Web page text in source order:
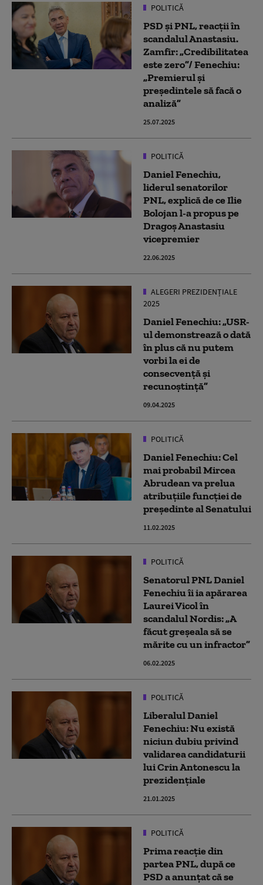
POLITICĂ
PSD și PNL, reacții în
scandalul Anastasiu.
Zamfir: „Credibilitatea
este zero”/ Fenechiu:
„Premierul și
președintele să facă o
analiză”
25.07.2025
POLITICĂ
Daniel Fenechiu,
liderul senatorilor
PNL, explică de ce Ilie
Bolojan l-a propus pe
Dragoș Anastasiu
vicepremier
22.06.2025
ALEGERI PREZIDENȚIALE
2025
Daniel Fenechiu: „USR-
ul demonstrează o dată
în plus că nu putem
vorbi la ei de
consecvență și
recunoștință”
09.04.2025
POLITICĂ
Daniel Fenechiu: Cel
mai probabil Mircea
Abrudean va prelua
atribuţiile funcţiei de
preşedinte al Senatului
11.02.2025
POLITICĂ
Senatorul PNL Daniel
Fenechiu îi ia apărarea
Laurei Vicol în
scandalul Nordis: „A
făcut greșeala să se
mărite cu un infractor”
06.02.2025
POLITICĂ
Liberalul Daniel
Fenechiu: Nu există
niciun dubiu privind
validarea candidaturii
lui Crin Antonescu la
prezidențiale
21.01.2025
POLITICĂ
Prima reacție din
partea PNL, după ce
PSD a anunțat că se